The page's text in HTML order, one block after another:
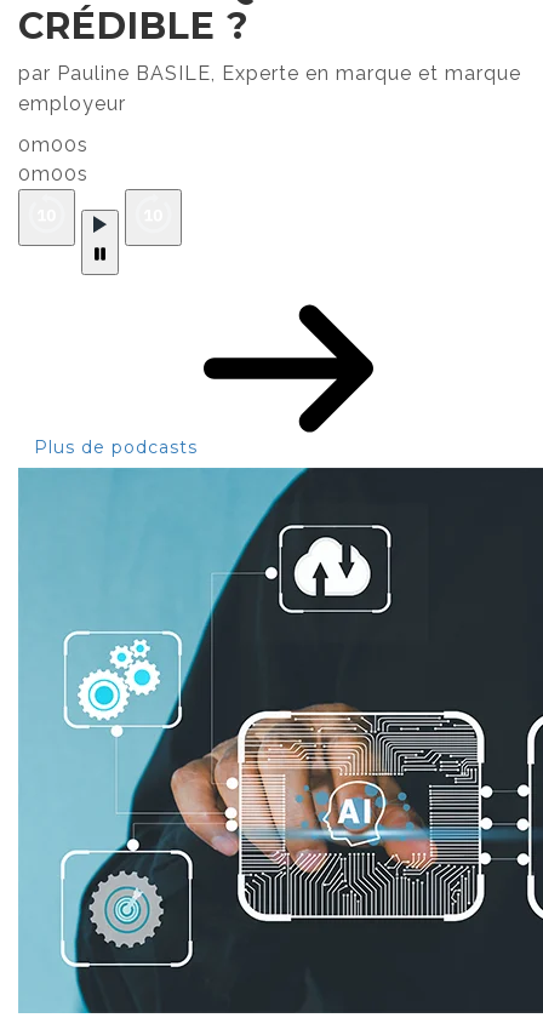
CRÉDIBLE ?
par Pauline BASILE, Experte en marque et marque
employeur
0m00s
0m00s
Plus de podcasts